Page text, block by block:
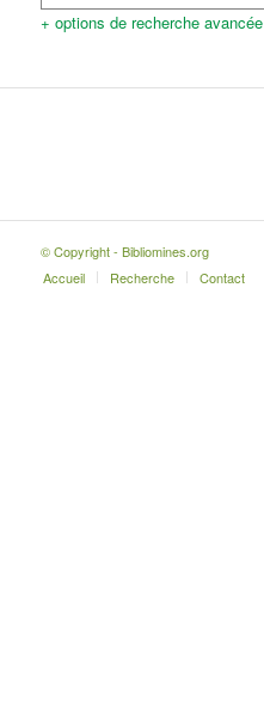
+ options de recherche avancée
© Copyright - Bibliomines.org
Accueil
Recherche Contact